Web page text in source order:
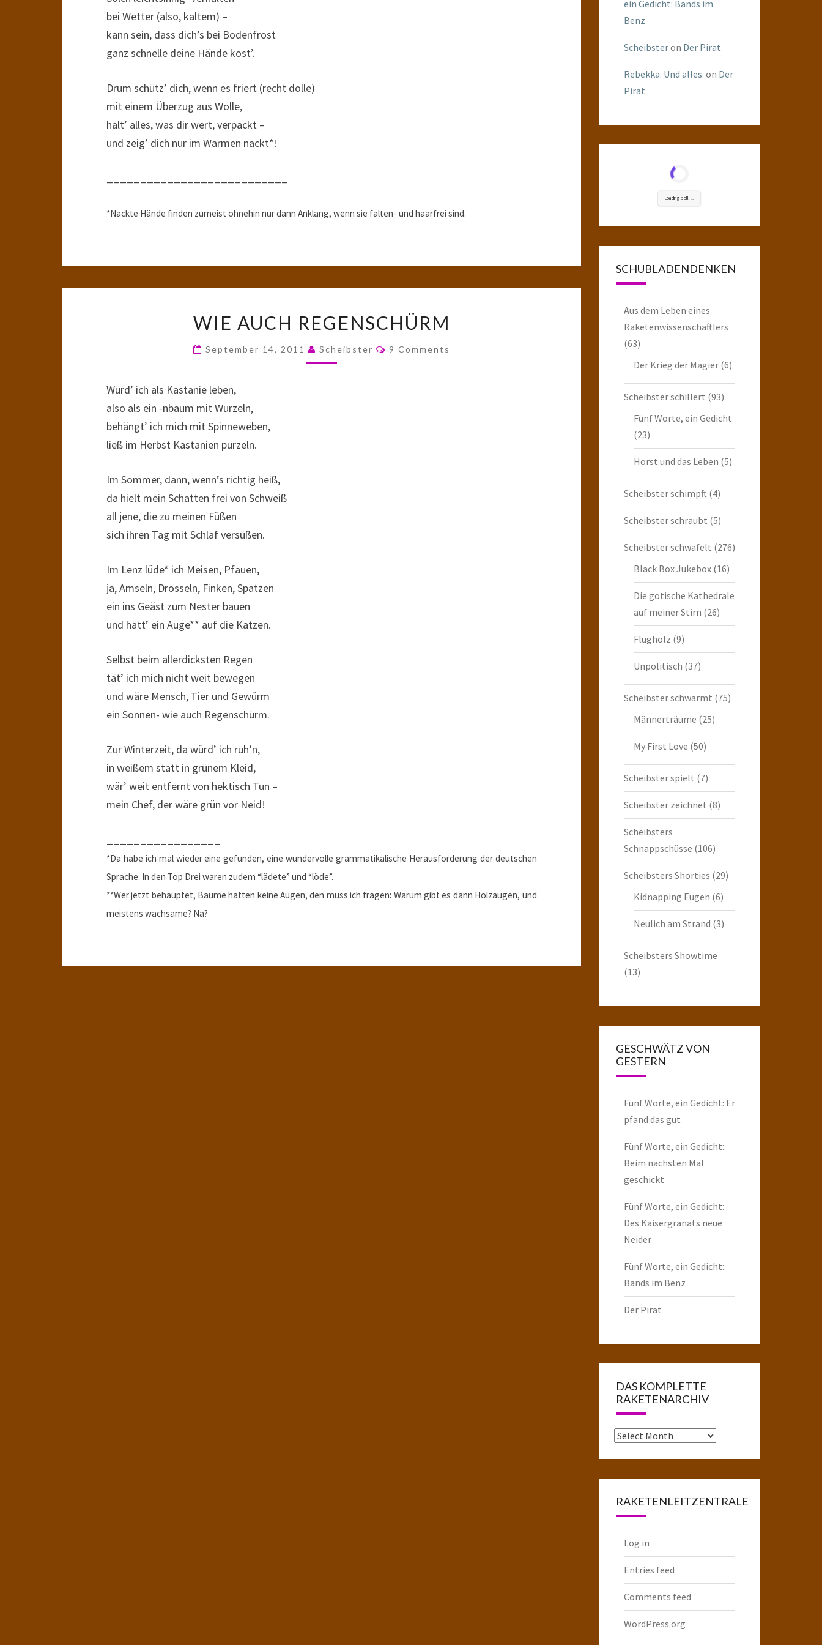
bei Wetter (also, kaltem) –
kann sein, dass dich’s bei Bodenfrost
ganz schnelle deine Hände kost’.
Drum schütz’ dich, wenn es friert (recht dolle)
mit einem Überzug aus Wolle,
halt’ alles, was dir wert, verpackt –
und zeig’ dich nur im Warmen nackt*!
*Nackte Hände finden zumeist ohnehin nur dann Anklang, wenn sie falten- und haarfrei sind.
AUCH
REGENSCHÜRM
WIE AUCH REGENSCHÜRM
September 14, 2011 Scheibster Comments
9 Comments
Würd’ ich als Kastanie leben,
also als ein -nbaum mit Wurzeln,
behängt’ ich mich mit Spinneweben,
ließ im Herbst Kastanien purzeln.
Im Sommer, dann, wenn’s richtig heiß,
da hielt mein Schatten frei von Schweiß
all jene, die zu meinen Füßen
sich ihren Tag mit Schlaf versüßen.
Im Lenz lüde* ich Meisen, Pfauen,
ja, Amseln, Drosseln, Finken, Spatzen
ein ins Geäst zum Nester bauen
und hätt’ ein Auge** auf die Katzen.
Selbst beim allerdicksten Regen
tät’ ich mich nicht weit bewegen
und wäre Mensch, Tier und Gewürm
ein Sonnen- wie auch Regenschürm.
Zur Winterzeit, da würd’ ich ruh’n,
in weißem statt in grünem Kleid,
wär’ weit entfernt von hektisch Tun –
mein Chef, der wäre grün vor Neid!
*Da habe ich mal wieder eine gefunden, eine wundervolle grammatikalische Herausforderung der deutschen
Sprache: In den Top Drei waren zudem “lädete” und “löde”.
**Wer jetzt behauptet, Bäume hätten keine Augen, den muss ich fragen: Warum gibt es dann Holzaugen, und
meistens wachsame? Na?
ein Gedicht: Bands im
Benz
Scheibsteron Der Pirat
Rebekka. Und alles. on Der
Pirat
Loading poll ...
SCHUBLADENDENKEN
Aus dem Leben eines
Raketenwissenschaftlers
(63)
Der Krieg der Magier(6)
Scheibster schillert (93)
Fünf Worte, ein Gedicht
(23)
Horst und das Leben (5)
Scheibster schimpft (4)
Scheibster schraubt (5)
Scheibster schwafelt (276)
Black Box Jukebox(16)
Die gotische Kathedrale
auf meiner Stirn (26)
Flugholz (9)
Unpolitisch (37)
Scheibster schwärmt (75)
Männerträume (25)
My First Love (50)
Scheibster spielt (7)
Scheibster zeichnet (8)
Scheibsters
Schnappschüsse (106)
Scheibsters Shorties (29)
Kidnapping Eugen (6)
Neulich am Strand (3)
Scheibsters Showtime
(13)
GESCHWÄTZ VON
GESTERN
Fünf Worte, ein Gedicht: Er
pfand das gut
Fünf Worte, ein Gedicht:
Beim nächsten Mal
geschickt
Fünf Worte, ein Gedicht:
Des Kaisergranats neue
Neider
Fünf Worte, ein Gedicht:
Bands im Benz
Der Pirat
DAS KOMPLETTE
RAKETENARCHIV
Das
RAKETENLEITZENTRALE
Log in
Entries feed
Comments feed
WordPress.org